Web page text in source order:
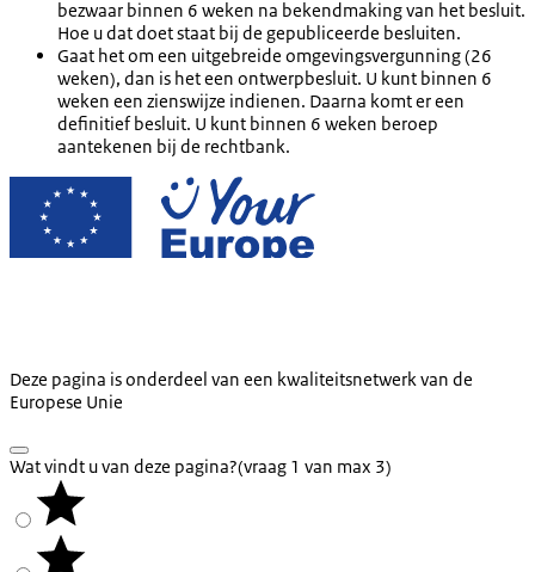
bezwaar binnen 6 weken na bekendmaking van het besluit.
Hoe u dat doet staat bij de gepubliceerde besluiten.
Gaat het om een uitgebreide omgevingsvergunning (26
weken), dan is het een ontwerpbesluit. U kunt binnen 6
weken een zienswijze indienen. Daarna komt er een
definitief besluit. U kunt binnen 6 weken beroep
aantekenen bij de rechtbank.
Deze pagina is onderdeel van een kwaliteitsnetwerk van de
Europese Unie
Wat vindt u van deze pagina?(vraag 1 van max 3)